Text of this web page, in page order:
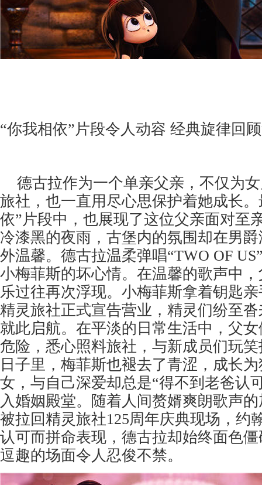
“你我相依”片段令人动容 经典旋律回
德古拉作为一个单亲父亲，不仅为
旅社，也一直用尽心思保护着她成长
依”片段中，也展现了这位父亲面对至
冷漆黑的夜雨，古堡内的氛围却在男
外温馨。德古拉温柔弹唱“TWO OF
小梅菲斯的坏心情。在温馨的歌声中
乐过往再次浮现。小梅菲斯拿着钥匙
精灵旅社正式宣告营业，精灵们纷至
就此启航。在平淡的日常生活中，父
危险，悉心照料旅社，与新成员们玩
日子里，梅菲斯也褪去了青涩，成长
女，与自己深爱却总是“得不到老爸认
入婚姻殿堂。随着人间赘婿爽朗歌声
被拉回精灵旅社125周年庆典现场，约
认可而拼命表现，德古拉却始终面色
逗趣的场面令人忍俊不禁。